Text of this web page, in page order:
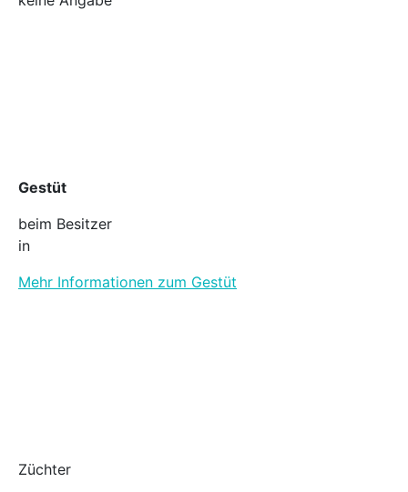
Gestüt
beim Besitzer
in
Mehr Informationen zum Gestüt
Züchter